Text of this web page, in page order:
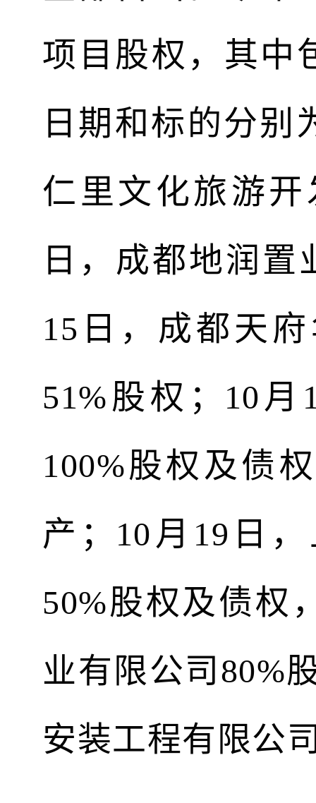
项目股权，其中
日期和标的分别
仁里文化旅游开
日，成都地润置
15日，成都天
51%股权；10
100%股权及债
产；10月19日
50%股权及债权
业有限公司80%
安装工程有限公